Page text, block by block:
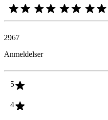
2967
Anmeldelser
5
4